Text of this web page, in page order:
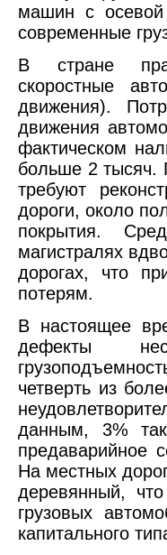
машин с
современные
В стране
скоростные
движения).
движения
фактическом
больше 2 тысяч.
требуют
дороги, около
покрытия.
магистралях
дорогах, что
потерям.
В настоящее
дефекты
четверть из
данным, 3%
предаварийное
На местных
деревянный,
грузовых
капитального